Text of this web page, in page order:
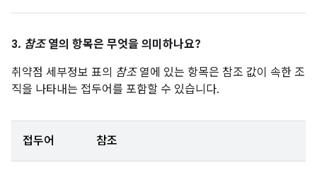
3. 참조열의 항목은 무엇을 의미하나요?
취약점 세부정보 표의 참조열에 있는 항목은 참조 값이 속한 조
직을 나타내는 접두어를 포함할 수 있습니다.
접두어 참조